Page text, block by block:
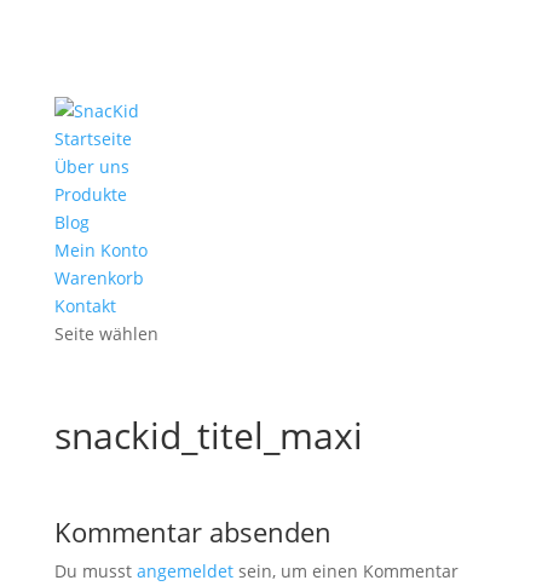
Startseite
Über uns
Produkte
Blog
Mein Konto
Warenkorb
Kontakt
Seite wählen
snackid_titel_maxi
Kommentar absenden
Du musst angemeldetsein, um einen Kommentar